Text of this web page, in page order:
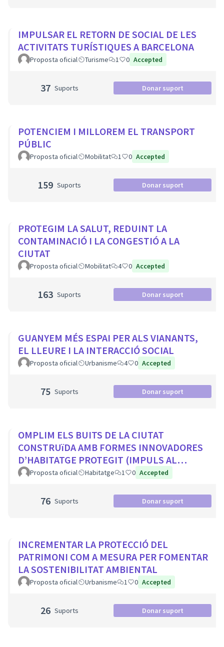
IMPULSAR EL RETORN DE SOCIAL DE LES
ACTIVITATS TURÍSTIQUES A BARCELONA
Proposta oficial Turisme 1 0 Accepted
37 Suports Donar suport
POTENCIEM I MILLOREM EL TRANSPORT
PÚBLIC
Proposta oficial Mobilitat 1 0 Accepted
159 Suports Donar suport
PROTEGIM LA SALUT, REDUINT LA
CONTAMINACIÓ I LA CONGESTIÓ A LA
CIUTAT
Proposta oficial Mobilitat 4 0 Accepted
163 Suports Donar suport
GUANYEM MÉS ESPAI PER ALS VIANANTS,
EL LLEURE I LA INTERACCIÓ SOCIAL
Proposta oficial Urbanisme 4 0 Accepted
75 Suports Donar suport
OMPLIM ELS BUITS DE LA CIUTAT
CONSTRUïDA AMB FORMES INNOVADORES
D’HABITATGE PROTEGIT (IMPULS AL
COHABITATGE, APROFITAR LOCALS BUITS
Proposta oficial Habitatge 1 0 Accepted
76 Suports Donar suport
INCREMENTAR LA PROTECCIÓ DEL
PATRIMONI COM A MESURA PER FOMENTAR
LA SOSTENIBILITAT AMBIENTAL
Proposta oficial Urbanisme 1 0 Accepted
26 Suports Donar suport